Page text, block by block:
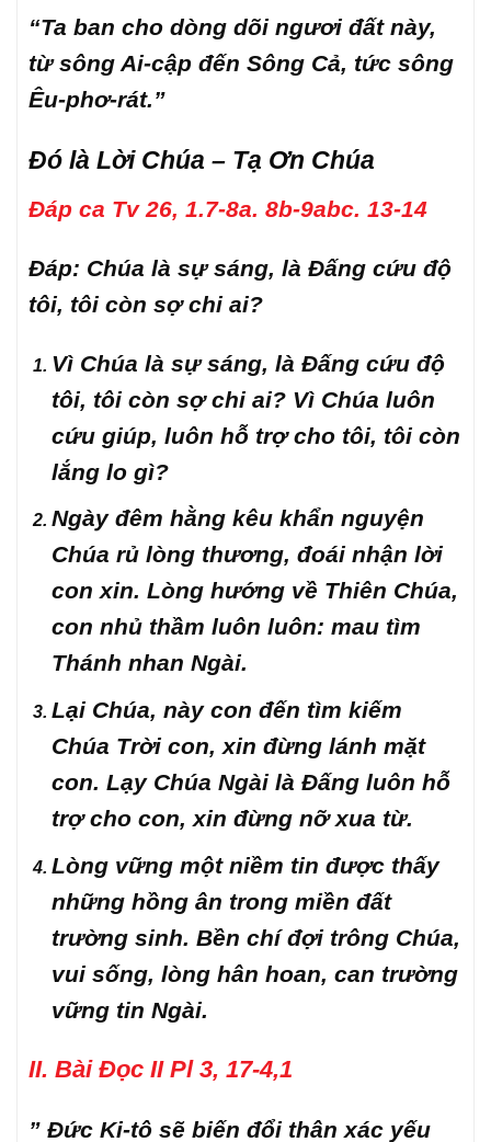
“Ta ban cho dòng dõi ngươi đất này,
từ sông Ai-cập đến Sông Cả, tức sông
Êu-phơ-rát.”
Đó là Lời Chúa – Tạ Ơn Chúa
Đáp ca Tv 26, 1.7-8a. 8b-9abc. 13-14
Đáp: Chúa là sự sáng, là Đấng cứu độ
tôi, tôi còn sợ chi ai?
Vì Chúa là sự sáng, là Đấng cứu độ
tôi, tôi còn sợ chi ai? Vì Chúa luôn
cứu giúp, luôn hỗ trợ cho tôi, tôi còn
lắng lo gì?
Ngày đêm hằng kêu khẩn nguyện
Chúa rủ lòng thương, đoái nhận lời
con xin. Lòng hướng về Thiên Chúa,
con nhủ thầm luôn luôn: mau tìm
Thánh nhan Ngài.
Lại Chúa, này con đến tìm kiếm
Chúa Trời con, xin đừng lánh mặt
con. Lạy Chúa Ngài là Đấng luôn hỗ
trợ cho con, xin đừng nỡ xua từ.
Lòng vững một niềm tin được thấy
những hồng ân trong miền đất
trường sinh. Bền chí đợi trông Chúa,
vui sống, lòng hân hoan, can trường
vững tin Ngài.
II. Bài Đọc II Pl 3, 17-4,1
” Đức Ki-tô sẽ biến đổi thân xác yếu